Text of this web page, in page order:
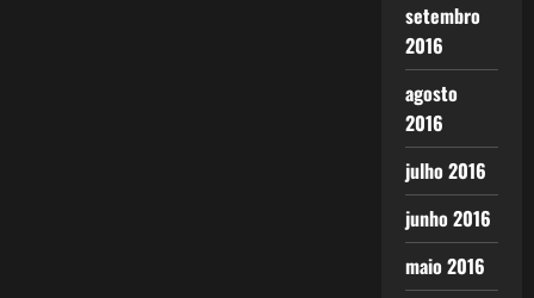
setembro
2016
agosto
2016
julho 2016
junho 2016
maio 2016